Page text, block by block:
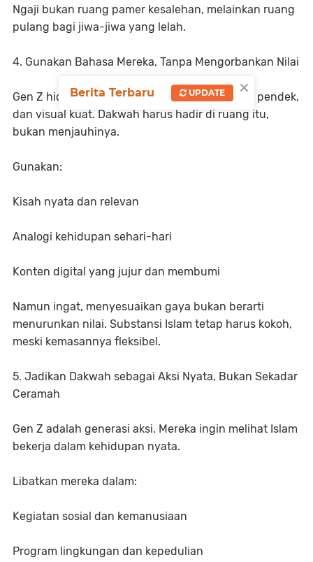
Ngaji bukan ruang pamer kesalehan, melainkan ruang
pulang bagi jiwa-jiwa yang lelah.
4. Gunakan Bahasa Mereka, Tanpa Mengorbankan Nilai
Gen Z hidup dengan meme, storytelling, video pendek,
dan visual kuat. Dakwah harus hadir di ruang itu,
bukan menjauhinya.
Gunakan:
Kisah nyata dan relevan
Analogi kehidupan sehari-hari
Konten digital yang jujur dan membumi
Namun ingat, menyesuaikan gaya bukan berarti
menurunkan nilai. Substansi Islam tetap harus kokoh,
meski kemasannya fleksibel.
5. Jadikan Dakwah sebagai Aksi Nyata, Bukan Sekadar
Ceramah
Gen Z adalah generasi aksi. Mereka ingin melihat Islam
bekerja dalam kehidupan nyata.
Libatkan mereka dalam:
Kegiatan sosial dan kemanusiaan
Program lingkungan dan kepedulian
×
Berita Terbaru UPDATE